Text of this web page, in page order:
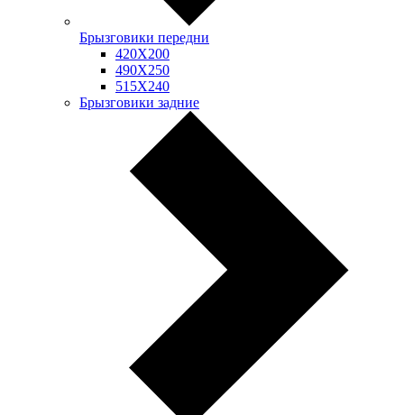
Брызговики передни
420Х200
490Х250
515Х240
Брызговики задние